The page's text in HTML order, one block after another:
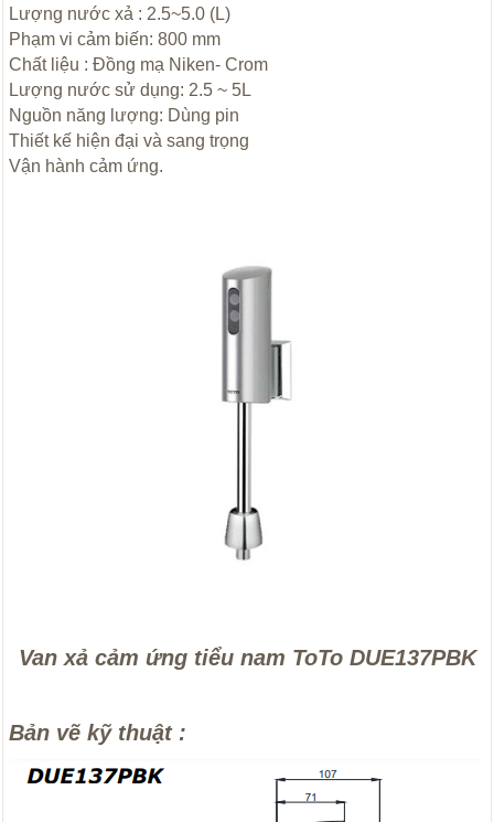
Lượng nước xả : 2.5~5.0 (L)
Phạm vi cảm biến: 800 mm
Chất liệu : Đồng mạ Niken- Crom
Lượng nước sử dụng: 2.5 ~ 5L
Nguồn năng lượng: Dùng pin
Thiết kế hiện đại và sang trọng
Vận hành cảm ứng.
Van xả cảm ứng tiểu nam ToTo DUE137PBK
Bản vẽ kỹ thuật :